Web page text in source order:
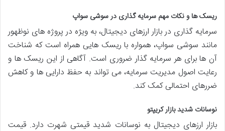
ریسک ها و نکات مهم سرمایه گذاری در سوشی سواپ
سرمایه گذاری در بازار ارزهای دیجیتال، به ویژه در پروژه های نوظهور
مانند سوشی سواپ، همواره با ریسک هایی همراه است که شناخت
آن ها برای هر سرمایه گذار ضروری است. آگاهی از این ریسک ها و
رعایت اصول مدیریت سرمایه، می تواند به حفظ دارایی ها و کاهش
ضررهای احتمالی کمک کند.
نوسانات شدید بازار کریپتو
بازار ارزهای دیجیتال به نوسانات شدید قیمتی شهرت دارد. قیمت